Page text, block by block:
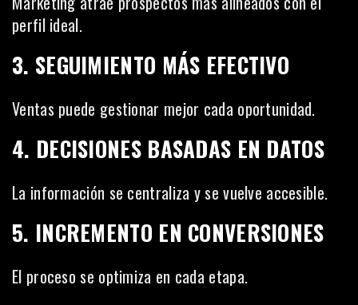
perfil ideal.
3. SEGUIMIENTO MÁS EFECTIVO
Ventas puede gestionar mejor cada oportunidad.
4. DECISIONES BASADAS EN DATOS
La información se centraliza y se vuelve accesible.
5. INCREMENTO EN CONVERSIONES
El proceso se optimiza en cada etapa.